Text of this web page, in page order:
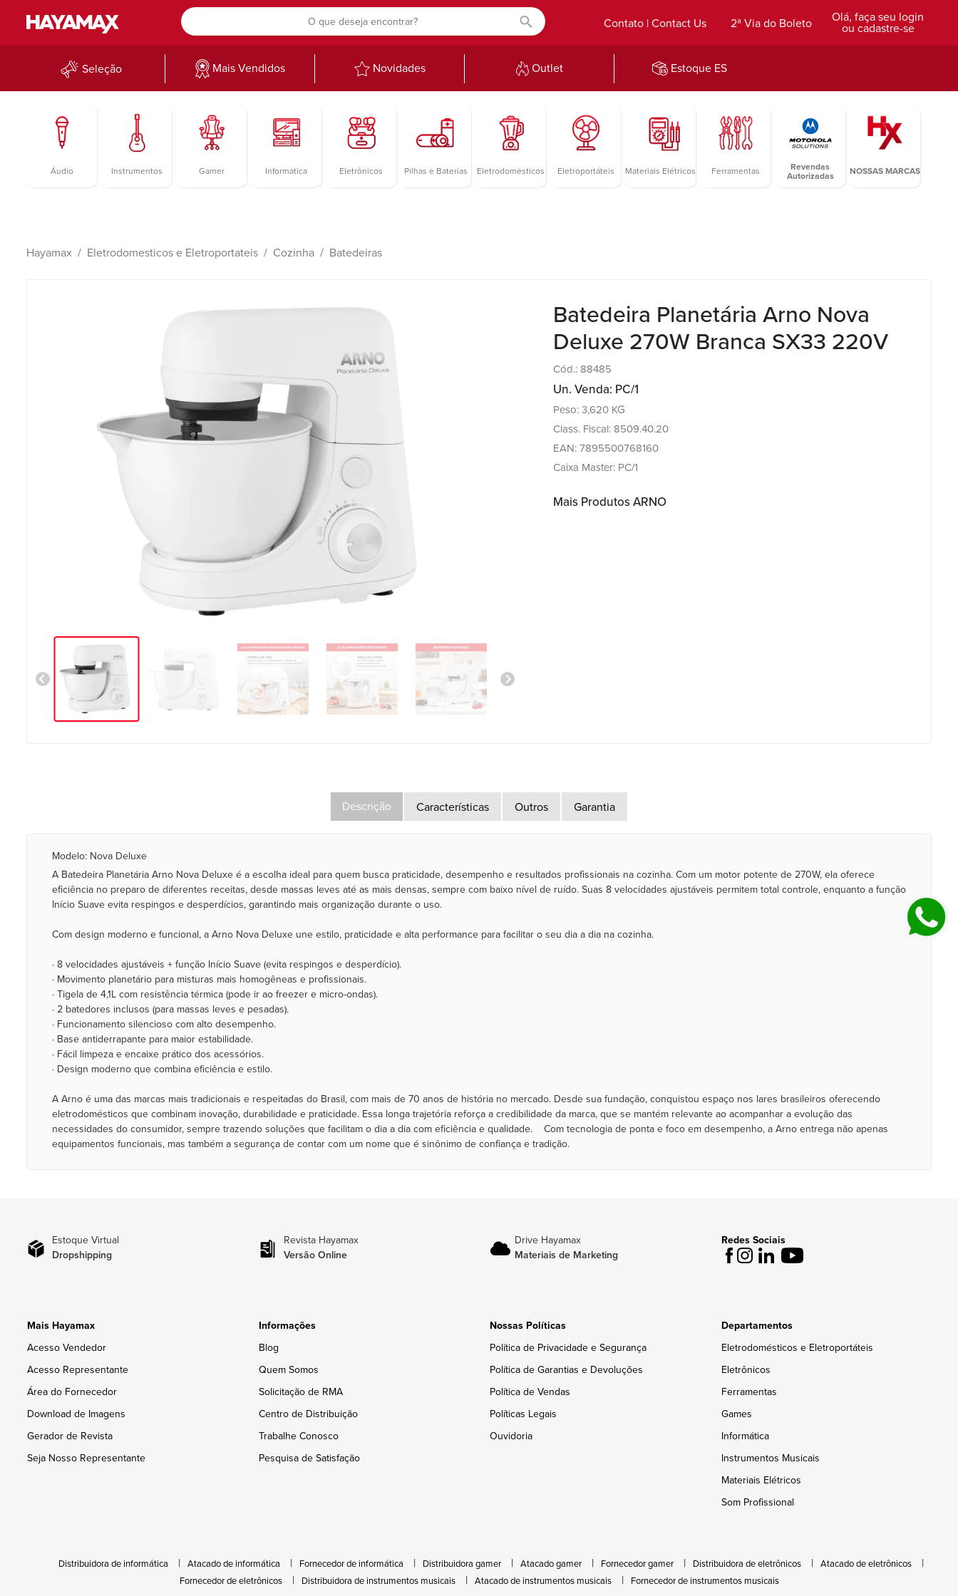
Olá, faça seu login
ou cadastre-se
2ª Via do Boleto
Contato | Contact Us
Seleção Mais Vendidos Novidades Outlet Estoque ES
Áudio Instrumentos Gamer Informática Eletrônicos Pilhas e Baterias Eletrodomésticos Eletroportáteis Materiais Elétricos Ferramentas
Revendas
Autorizadas
NOSSAS MARCAS
Hayamax Eletrodomesticos e Eletroportateis Cozinha Batedeiras
Batedeira Planetária Arno Nova
Deluxe 270W Branca SX33 220V
Cód.: 88485
Un. Venda: PC/1
Peso: 3,620 KG
Class. Fiscal: 8509.40.20
EAN: 7895500768160
Caixa Master: PC/1
Mais Produtos ARNO
Descrição Características Outros Garantia
Modelo: Nova Deluxe
A Batedeira Planetária Arno Nova Deluxe é a escolha ideal para quem busca praticidade, desempenho e resultados profissionais na cozinha. Com um motor potente de 270W, ela oferece
eficiência no preparo de diferentes receitas, desde massas leves até as mais densas, sempre com baixo nível de ruído. Suas 8 velocidades ajustáveis permitem total controle, enquanto a função
Início Suave evita respingos e desperdícios, garantindo mais organização durante o uso.
Com design moderno e funcional, a Arno Nova Deluxe une estilo, praticidade e alta performance para facilitar o seu dia a dia na cozinha.
· 8 velocidades ajustáveis + função Início Suave (evita respingos e desperdício).
· Movimento planetário para misturas mais homogêneas e profissionais.
· Tigela de 4,1L com resistência térmica (pode ir ao freezer e micro-ondas).
· 2 batedores inclusos (para massas leves e pesadas).
· Funcionamento silencioso com alto desempenho.
· Base antiderrapante para maior estabilidade.
· Fácil limpeza e encaixe prático dos acessórios.
· Design moderno que combina eficiência e estilo.
A Arno é uma das marcas mais tradicionais e respeitadas do Brasil, com mais de 70 anos de história no mercado. Desde sua fundação, conquistou espaço nos lares brasileiros oferecendo
eletrodomésticos que combinam inovação, durabilidade e praticidade. Essa longa trajetória reforça a credibilidade da marca, que se mantém relevante ao acompanhar a evolução das
necessidades do consumidor, sempre trazendo soluções que facilitam o dia a dia com eficiência e qualidade. Com tecnologia de ponta e foco em desempenho, a Arno entrega não apenas
equipamentos funcionais, mas também a segurança de contar com um nome que é sinônimo de confiança e tradição.
Estoque Virtual
Dropshipping
Revista Hayamax
Versão Online
Drive Hayamax
Materiais de Marketing
Redes Sociais
Mais Hayamax
Acesso Vendedor
Acesso Representante
Área do Fornecedor
Download de Imagens
Gerador de Revista
Seja Nosso Representante
Informações
Blog
Quem Somos
Solicitação de RMA
Centro de Distribuição
Trabalhe Conosco
Pesquisa de Satisfação
Nossas Políticas
Política de Privacidade e Segurança
Política de Garantias e Devoluções
Política de Vendas
Políticas Legais
Ouvidoria
Departamentos
Eletrodomésticos e Eletroportáteis
Eletrônicos
Ferramentas
Games
Informática
Instrumentos Musicais
Materiais Elétricos
Som Profissional
Distribuidora de informática Atacado de informática Fornecedor de informática Distribuidora gamer Atacado gamer Fornecedor gamer Distribuidora de eletrônicos
Atacado de eletrônicos
Fornecedor de eletrônicos
Distribuidora de instrumentos musicais Atacado de instrumentos musicais Fornecedor de instrumentos musicais